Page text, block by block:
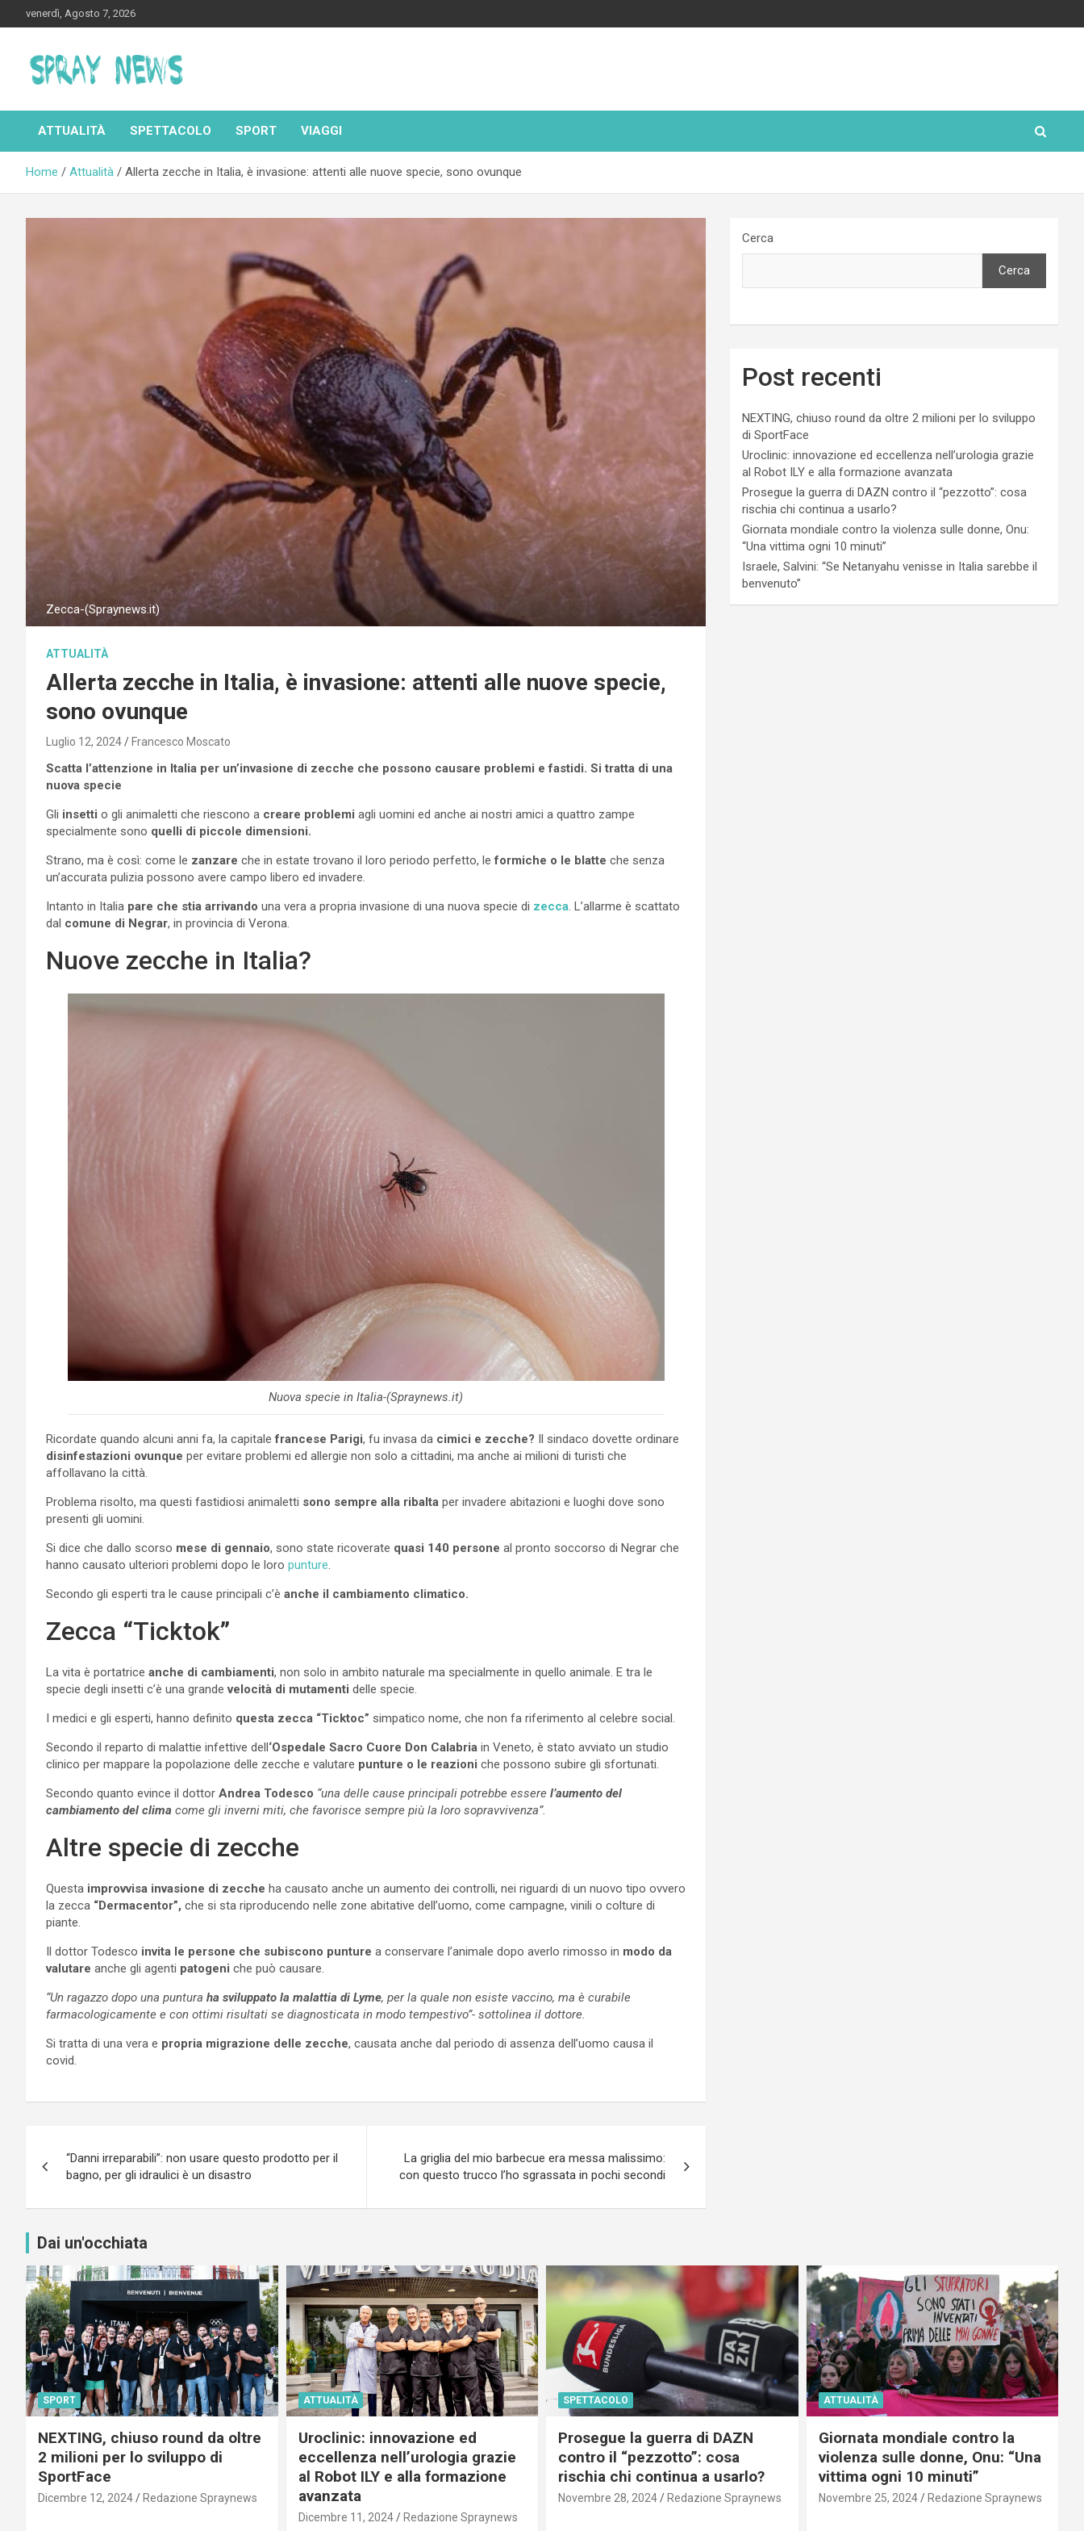
to
venerdì, Agosto 7, 2026
Spraynews.it
ATTUALITÀ SPETTACOLO SPORT VIAGGI
Home Attualità Allerta zecche in Italia, è invasione: attenti alle nuove specie, sono ovunque
Zecca-(Spraynews.it)
ATTUALITÀ
Allerta zecche in Italia, è invasione: attenti alle nuove specie,
sono ovunque
Luglio 12, 2024 Francesco Moscato
Scatta l’attenzione in Italia per un’invasione di zecche che possono causare problemi e fastidi. Si tratta di una
nuova specie
Gli insetti o gli animaletti che riescono a creare problemi agli uomini ed anche ai nostri amici a quattro zampe
specialmente sono quelli di piccole dimensioni.
Strano, ma è così: come le zanzare che in estate trovano il loro periodo perfetto, le formiche o le blatte che senza
un’accurata pulizia possono avere campo libero ed invadere.
Intanto in Italia pare che stia arrivando una vera a propria invasione di una nuova specie di zecca . L’allarme è scattato
dal comune di Negrar, in provincia di Verona.
Nuove zecche in Italia?
Nuova specie in Italia-(Spraynews.it)
Ricordate quando alcuni anni fa, la capitalefrancese Parigi, fu invasa da cimici e zecche? Il sindaco dovette ordinare
disinfestazioni ovunque per evitare problemi ed allergie non solo a cittadini, ma anche ai milioni di turisti che
affollavano la città.
Problema risolto, ma questi fastidiosi animaletti sono sempre alla ribalta per invadere abitazioni e luoghi dove sono
presenti gli uomini.
Si dice che dallo scorso mese di gennaio, sono state ricoverate quasi 140 persone al pronto soccorso di Negrar che
hanno causato ulteriori problemi dopo le loro punture
Secondo gli esperti tra le cause principali c’è anche il cambiamento climatico.
Zecca “Ticktok”
La vita è portatrice anche di cambiamenti, non solo in ambito naturale ma specialmente in quello animale. E tra le
specie degli insetti c’è una grande velocità di mutamenti delle specie.
I medici e gli esperti, hanno definito questa zecca “Ticktoc” simpatico nome, che non fa riferimento al celebre social.
Secondo il reparto di malattie infettive dell‘Ospedale Sacro Cuore Don Calabria in Veneto, è stato avviato un studio
clinico per mappare la popolazione delle zecche e valutare punture o le reazioni che possono subire gli sfortunati.
Secondo quanto evince il dottor Andrea Todesco “una delle cause principali potrebbe essere l’aumento del
cambiamento del clima come gli inverni miti, che favorisce sempre più la loro sopravvivenza”.
Altre specie di zecche
Questa improvvisa invasione di zecche ha causato anche un aumento dei controlli, nei riguardi di un nuovo tipo ovvero
la zecca “Dermacentor”, che si sta riproducendo nelle zone abitative dell’uomo, come campagne, vinili o colture di
piante.
Il dottor Todesco invita le persone che subiscono punture a conservare l’animale dopo averlo rimosso in modo da
valutare anche gli agenti patogeni che può causare.
“Un ragazzo dopo una puntura ha sviluppato la malattia di Lyme, per la quale non esiste vaccino, ma è curabile
farmacologicamente e con ottimi risultati se diagnosticata in modo tempestivo”- sottolinea il dottore.
Si tratta di una vera e propria migrazione delle zecche, causata anche dal periodo di assenza dell’uomo causa il
covid.
articoli
“Danni irreparabili”: non usare questo prodotto per il
bagno, per gli idraulici è un disastro
La griglia del mio barbecue era messa malissimo:
con questo trucco l’ho sgrassata in pochi secondi
Cerca
Cerca
Post recenti
NEXTING, chiuso round da oltre 2 milioni per lo sviluppo
di SportFace
Uroclinic: innovazione ed eccellenza nell’urologia grazie
al Robot ILY e alla formazione avanzata
Prosegue la guerra di DAZN contro il “pezzotto”: cosa
rischia chi continua a usarlo?
Giornata mondiale contro la violenza sulle donne, Onu:
“Una vittima ogni 10 minuti”
Israele, Salvini: “Se Netanyahu venisse in Italia sarebbe il
benvenuto”
Dai un'occhiata
SPORT
NEXTING, chiuso round da oltre
2 milioni per lo sviluppo di
SportFace
Dicembre 12, 2024 Redazione Spraynews
ATTUALITÀ
Uroclinic: innovazione ed
eccellenza nell’urologia grazie
al Robot ILY e alla formazione
avanzata
Dicembre 11, 2024 Redazione Spraynews
SPETTACOLO
Prosegue la guerra di DAZN
contro il “pezzotto”: cosa
rischia chi continua a usarlo?
Novembre 28, 2024 Redazione Spraynews
ATTUALITÀ
Giornata mondiale contro la
violenza sulle donne, Onu: “Una
vittima ogni 10 minuti”
Novembre 25, 2024 Redazione Spraynews